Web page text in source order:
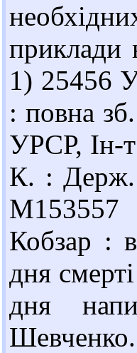
приклади
1) 25456
: повна
УРСР, Ін-
К. : Держ.
Кобзар :
дня
дня